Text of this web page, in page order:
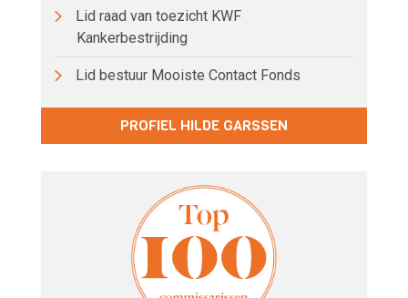
Lid raad van toezicht KWF
Kankerbestrijding
Lid bestuur Mooiste Contact Fonds
PROFIEL HILDE GARSSEN